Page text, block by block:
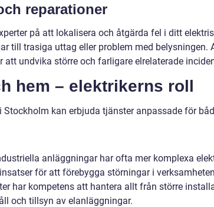
reparationer
på att lokalisera och åtgärda fel i ditt
till trasiga uttag eller problem med belysningen.
att undvika större och farligare elrelaterade
hem – elektrikerns roll
Stockholm kan erbjuda tjänster anpassade för
anläggningar har ofta mer komplexa
för att förebygga störningar i
har kompetens att hantera allt från större
och tillsyn av elanläggningar.